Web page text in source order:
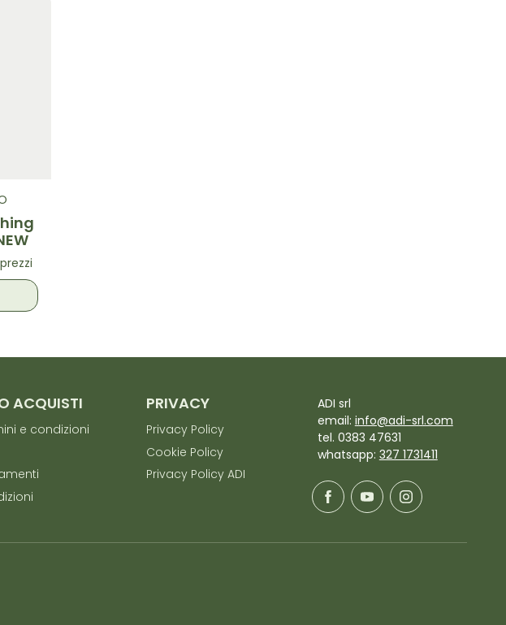
ACQUISTI
e condizioni
PRIVACY
Privacy Policy
Cookie Policy
Privacy Policy ADI
ADI srl
email: info@adi-srl.com
tel. 0383 47631
whatsapp: 327 1731411